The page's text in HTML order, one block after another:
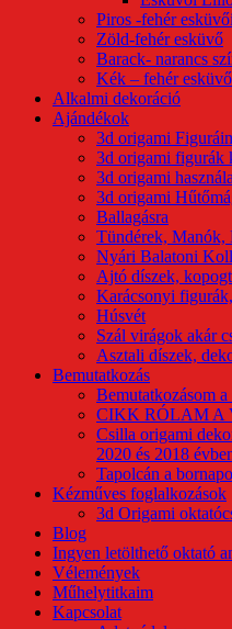
Piros -fehér
Zöld-fehér esküvő
Barack- narancs
Kék – fehér
Alkalmi dekoráció
Ajándékok
3d origami
3d origami figurák
3d origami
3d origami
Ballagásra
Tündérek, Manók,
Nyári Balatoni
Ajtó díszek,
Karácsonyi
Húsvét
Szál virágok akár
Asztali díszek,
Bemutatkozás
Bemutatkozásom
CIKK RÓLAM A
Csilla origami
2020 és 2018
Tapolcán a
Kézműves foglalkozások
3d Origami
Blog
Ingyen letölthető oktató
Vélemények
Műhelytitkaim
Kapcsolat